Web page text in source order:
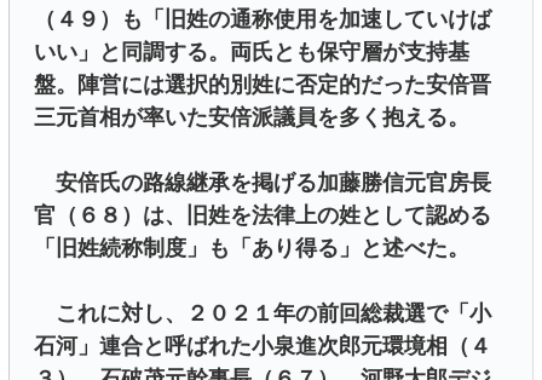
（４９）も「旧姓の通称使用を加速していけば
いい」と同調する。両氏とも保守層が支持基
盤。陣営には選択的別姓に否定的だった安倍晋
三元首相が率いた安倍派議員を多く抱える。
安倍氏の路線継承を掲げる加藤勝信元官房長
官（６８）は、旧姓を法律上の姓として認める
「旧姓続称制度」も「あり得る」と述べた。
これに対し、２０２１年の前回総裁選で「小
石河」連合と呼ばれた小泉進次郎元環境相（４